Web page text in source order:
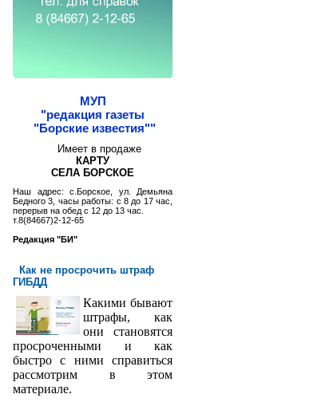
МУП
"редакция газеты
"Борские известия""
Имеет в продаже
КАРТУ
СЕЛА БОРСКОЕ
Наш адрес: с.Борское, ул. Демьяна
Бедного 3, часы работы: с 8 до 17 час,
перерыв на обед с 12 до 13 час.
т.8(84667)2-12-65
Редакция "БИ"
Как не просрочить штраф
ГИБДД
Какими бывают
штрафы, как
они становятся
просроченными и как
быстро с ними справиться
рассмотрим в этом
материале.